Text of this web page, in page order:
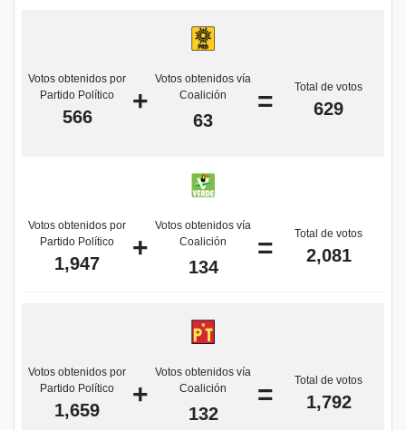
Votos obtenidos por
Partido Político
566
+
Votos obtenidos vía
Coalición
63
= Total de votos
629
Votos obtenidos por
Partido Político
1,947
+
Votos obtenidos vía
Coalición
134
= Total de votos
2,081
Votos obtenidos por
Partido Político
1,659
+
Votos obtenidos vía
Coalición
132
= Total de votos
1,792